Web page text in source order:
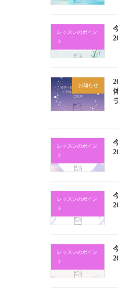
レッスンのポイン
ト
お知らせ
レッスンのポイン
ト
レッスンのポイン
ト
レッスンのポイン
ト